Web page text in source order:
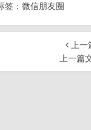
签： 微信朋友圈
上一
上一篇